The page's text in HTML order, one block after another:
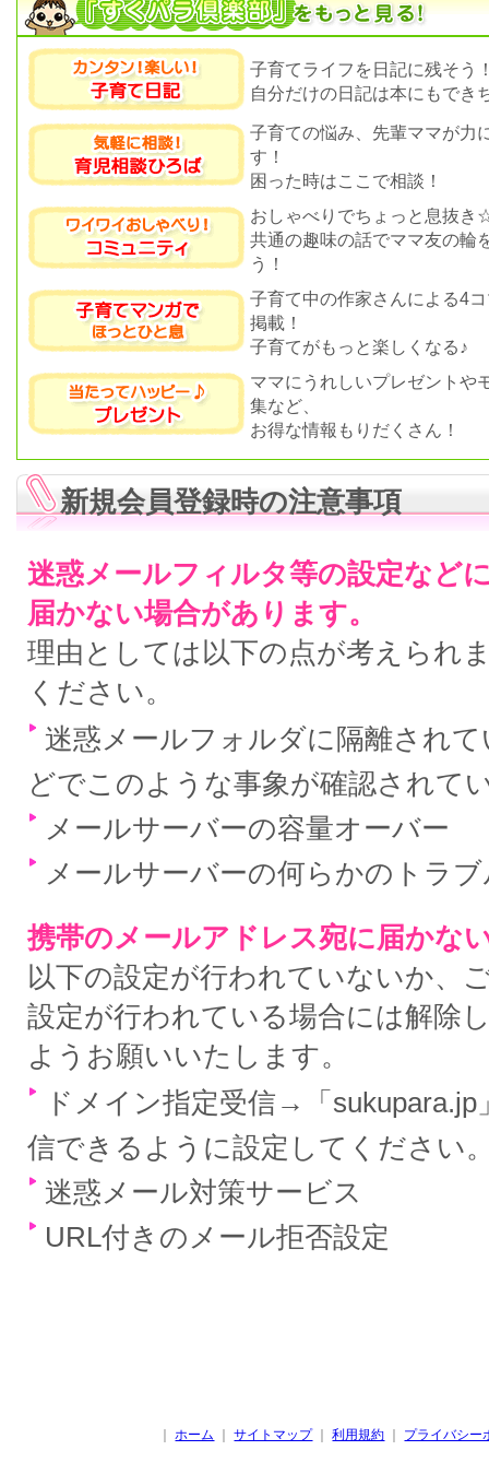
子育てライフを日記に残そう
自分だけの日記は本にもでき
子育ての悩み、先輩ママが力
す！
困った時はここで相談！
おしゃべりでちょっと息抜き
共通の趣味の話でママ友の輪
う！
子育て中の作家さんによる4
掲載！
子育てがもっと楽しくなる♪
ママにうれしいプレゼントや
集など、
お得な情報もりだくさん！
新規会員登録時の注意事項
迷惑メールフィルタ等の設定など
届かない場合があります。
理由としては以下の点が考えられ
ください。
迷惑メールフォルダに隔離され
どでこのような事象が確認されて
メールサーバーの容量オーバー
メールサーバーの何らかのトラブ
携帯のメールアドレス宛に届かな
以下の設定が行われていないか、
設定が行われている場合には解除
ようお願いいたします。
ドメイン指定受信→「
信できるように設定してください
迷惑メール対策サービス
URL付きのメール拒否設定
｜ホーム ｜サイトマップ ｜利用規約 プライバシー